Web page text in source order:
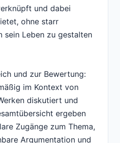
und dabei
ohne starr
sein Leben zu gestalten
und zur Bewertung:
im Kontext von
diskutiert und
ergeben
Zugänge zum Thema,
Argumentation und